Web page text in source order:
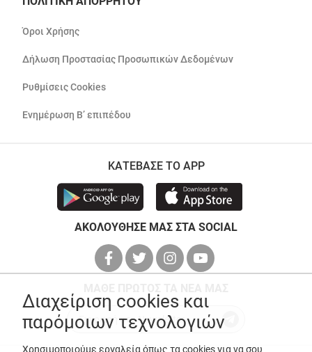
Όροι Χρήσης
Δήλωση Προστασίας Προσωπικών Δεδομένων
Ρυθμίσεις Cookies
Ενημέρωση Β’ επιπέδου
ΚΑΤΕΒΑΣΕ ΤΟ APP
ΑΚΟΛΟΥΘΗΣΕ ΜΑΣ ΣΤΑ SOCIAL
Διαχείριση cookies και
παρόμοιων τεχνολογιών
Χρησιμοποιούμε εργαλεία όπως τα cookies για να σου